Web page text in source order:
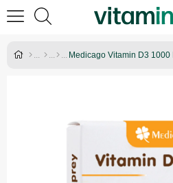
Medicago Vitamin D3 1000